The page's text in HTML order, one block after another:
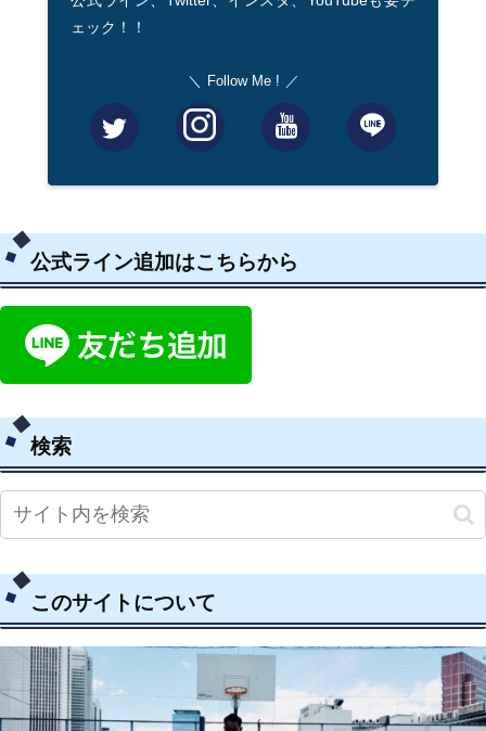
ェック！！
Follow Me !
公式ライン追加はこちらから
検索
このサイトについて